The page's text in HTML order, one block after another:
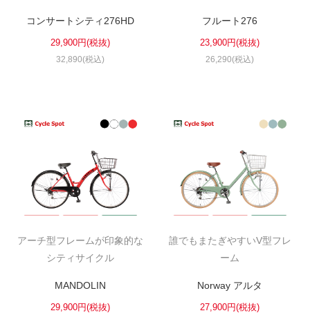
コンサートシティ276HD
29,900円(税抜)
32,890(税込)
フルート276
23,900円(税抜)
26,290(税込)
アーチ型フレームが印象的な
シティサイクル
MANDOLIN
29,900円(税抜)
誰でもまたぎやすいV型フレ
ーム
Norway アルタ
27,900円(税抜)